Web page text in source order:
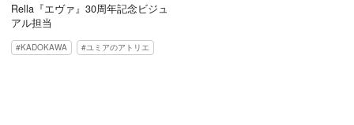
Rella『エヴァ』30周年記念ビジュ
アル担当
KADOKAWA ユミアのアトリエ